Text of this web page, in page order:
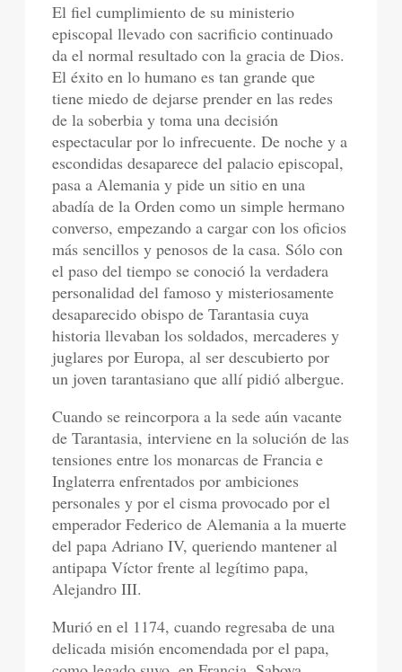
El fiel cumplimiento de su ministerio
episcopal llevado con sacrificio continuado
da el normal resultado con la gracia de Dios.
El éxito en lo humano es tan grande que
tiene miedo de dejarse prender en las redes
de la soberbia y toma una decisión
espectacular por lo infrecuente. De noche y a
escondidas desaparece del palacio episcopal,
pasa a Alemania y pide un sitio en una
abadía de la Orden como un simple hermano
converso, empezando a cargar con los oficios
más sencillos y penosos de la casa. Sólo con
el paso del tiempo se conoció la verdadera
personalidad del famoso y misteriosamente
desaparecido obispo de Tarantasia cuya
historia llevaban los soldados, mercaderes y
juglares por Europa, al ser descubierto por
un joven tarantasiano que allí pidió albergue.
Cuando se reincorpora a la sede aún vacante
de Tarantasia, interviene en la solución de las
tensiones entre los monarcas de Francia e
Inglaterra enfrentados por ambiciones
personales y por el cisma provocado por el
emperador Federico de Alemania a la muerte
del papa Adriano IV, queriendo mantener al
antipapa Víctor frente al legítimo papa,
Alejandro III.
Murió en el 1174, cuando regresaba de una
delicada misión encomendada por el papa,